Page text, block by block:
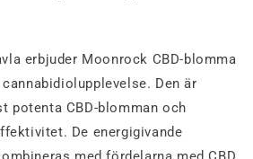
erbjuder Moonrock CBD-blomma
Den är
potenta CBD-blomman och
De energigivande